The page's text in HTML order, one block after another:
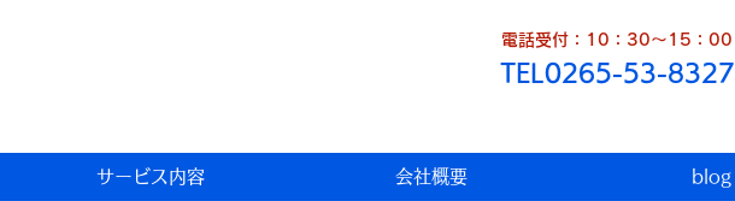
電話受付：10：30～15：00
TEL0265-53-8327
サービス内容 会社概要 blog